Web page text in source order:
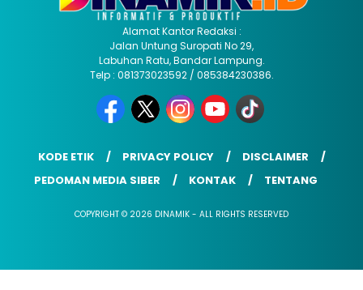
Alamat Kantor Redaksi :
Jalan Untung Suropati No 29,
Labuhan Ratu, Bandar Lampung.
Telp : 081373023592 / 085384230386.
KODE ETIK PRIVACY POLICY
DISCLAIMER
PEDOMAN MEDIA SIBER
KONTAK TENTANG
COPYRIGHT © 2026 DINAMIK - ALL RIGHTS RESERVED